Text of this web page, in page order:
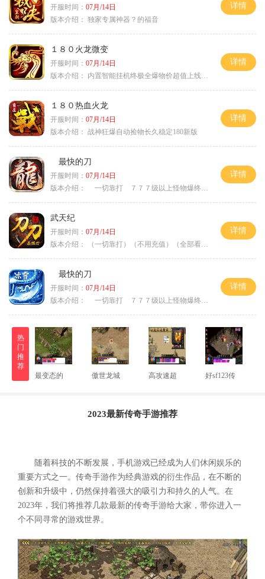
开服时间： 07月/14日
版本介绍： 独家专属神器？的福音
详情
１８０火龙微变
开服时间： 07月/14日
版本介绍：
内置智能挂机终极全爆物价超值上线送神器
详情
１８０热血火龙
开服时间： 07月/14日
版本介绍： 战神狂爆自动捡物长久稳定180新版
详情
最快的刀
开服时间： 07月/14日
版本介绍：
一切靠打 ７７７级以上怪物爆终极
详情
武天纪
开服时间： 07月/14日
版本介绍：
（一切靠打）（不用充值）（全部看脸）
详情
最快的刀
开服时间： 07月/14日
版本介绍：
一切靠打 ７７７级以上怪物爆终极
详情
热
门
推
荐
最变态的
傲世龙城 高攻速超 好sf123传
2023最新传奇手游推荐
随着科技的不断发展，手机游戏已经成为人们休闲娱乐的
重要方式之一。传奇手游作为经典游戏的衍生作品，在不断的
创新和升级中，仍然保持着强大的吸引力和持久的人气。在
2023年，我们将推荐几款最新的传奇手游给大家，带你进入一
个不同寻常的游戏世界。